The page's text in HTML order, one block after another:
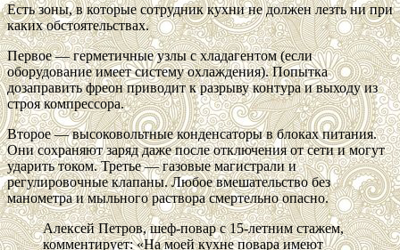
Есть зоны, в которые сотрудник кухни не должен лезть ни при
каких обстоятельствах.
Первое — герметичные узлы с хладагентом (если
оборудование имеет систему охлаждения). Попытка
дозаправить фреон приводит к разрыву контура и выходу из
строя компрессора.
Второе — высоковольтные конденсаторы в блоках питания.
Они сохраняют заряд даже после отключения от сети и могут
ударить током. Третье — газовые магистрали и
регулировочные клапаны. Любое вмешательство без
манометра и мыльного раствора смертельно опасно.
Алексей Петров, шеф-повар с 15-летним стажем,
комментирует: «На моей кухне повара имеют